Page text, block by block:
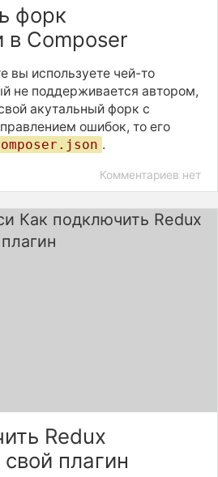
форк
в Composer
вы используете чей-то
не поддерживается автором,
акутальный форк с
ошибок, то его
.
Комментариев нет
Redux
плагин